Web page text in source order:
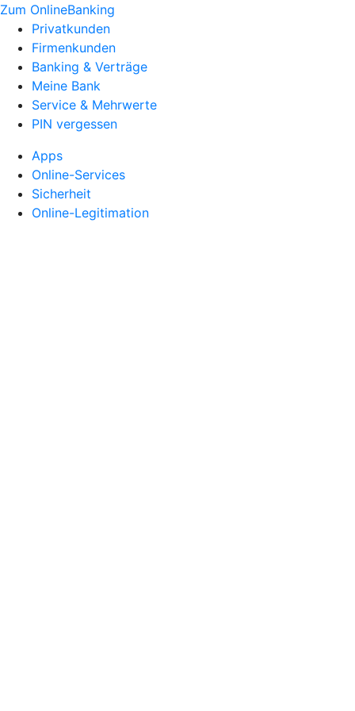
Zum OnlineBanking
Privatkunden
Firmenkunden
Banking & Verträge
Meine Bank
Service & Mehrwerte
PIN vergessen
Apps
Online-Services
Sicherheit
Online-Legitimation